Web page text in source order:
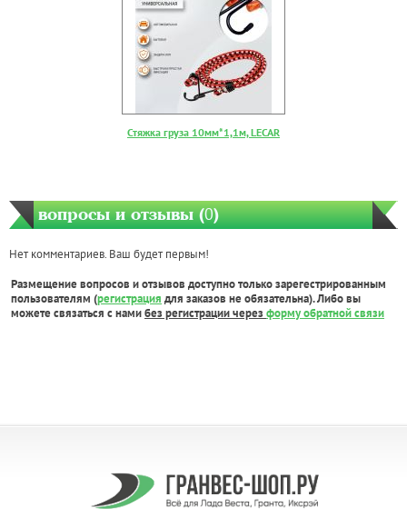
Стяжка груза 10мм*1,1м, LECAR
вопросы и отзывы (0)
Нет комментариев. Ваш будет первым!
Размещение вопросов и отзывов доступно только зарегестрированным
пользователям (регистрация для заказов не обязательна). Либо вы
можете связаться с намибез регистрации через форму обратной связи